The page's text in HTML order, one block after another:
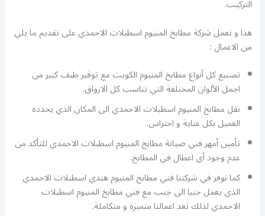
التركيب.
هذا و تعمل شركة مطابخ المنيوم اسطبلات الاحمدي على تقديم ما يلي
من الاعمال :
تصنيع كل أنواع مطابخ المنيوم الكويت مع توفير طيف كبير من
اجمل الألوان المختلفة التي تناسب كل الازواق.
نقل مطابخ المنيوم اسطبلات الاحمدي الى المكان الذي يحدده
العميل بكل عناية و احتراس.
تأمين أمهر فني صيانة مطابخ المنيوم اسطبلات الاحمدي للتأكد من
عدم وجود أي اعطال في المطابخ.
كما نوفر في شركتنا فني مطابخ المنيوم هندي اسطبلات الاحمدي
الذي يعمل جنبا الى جنب مع فني مطابخ المنيوم اسطبلات
الاحمدي لذلك تعد اعمالنا متميزة و متكاملة.